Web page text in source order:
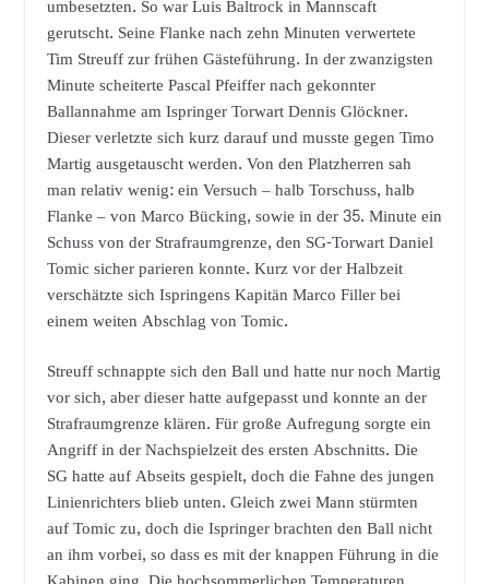
umbesetzten. So war Luis Baltrock in Mannscaft
gerutscht. Seine Flanke nach zehn Minuten verwertete
Tim Streuff zur frühen Gästeführung. In der zwanzigsten
Minute scheiterte Pascal Pfeiffer nach gekonnter
Ballannahme am Ispringer Torwart Dennis Glöckner.
Dieser verletzte sich kurz darauf und musste gegen Timo
Martig ausgetauscht werden. Von den Platzherren sah
man relativ wenig: ein Versuch – halb Torschuss, halb
Flanke – von Marco Bücking, sowie in der 35. Minute ein
Schuss von der Strafraumgrenze, den SG-Torwart Daniel
Tomic sicher parieren konnte. Kurz vor der Halbzeit
verschätzte sich Ispringens Kapitän Marco Filler bei
einem weiten Abschlag von Tomic.
Streuff schnappte sich den Ball und hatte nur noch Martig
vor sich, aber dieser hatte aufgepasst und konnte an der
Strafraumgrenze klären. Für große Aufregung sorgte ein
Angriff in der Nachspielzeit des ersten Abschnitts. Die
SG hatte auf Abseits gespielt, doch die Fahne des jungen
Linienrichters blieb unten. Gleich zwei Mann stürmten
auf Tomic zu, doch die Ispringer brachten den Ball nicht
an ihm vorbei, so dass es mit der knappen Führung in die